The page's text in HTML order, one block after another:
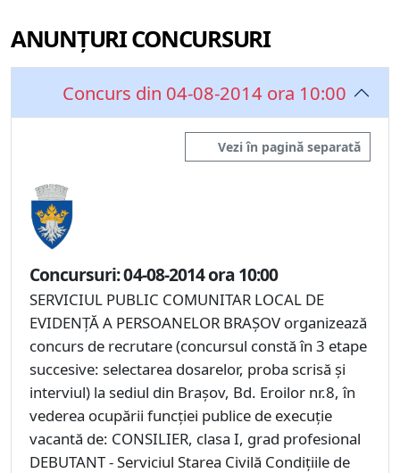
ANUNȚURI CONCURSURI
Concurs din 04-08-2014 ora 10:00
Vezi în pagină separată
Concursuri: 04-08-2014 ora 10:00
SERVICIUL PUBLIC COMUNITAR LOCAL DE
EVIDENŢĂ A PERSOANELOR BRAŞOV organizează
concurs de recrutare (concursul constă în 3 etape
succesive: selectarea dosarelor, proba scrisă şi
interviul) la sediul din Braşov, Bd. Eroilor nr.8, în
vederea ocupării funcţiei publice de execuţie
vacantă de: CONSILIER, clasa I, grad profesional
DEBUTANT - Serviciul Starea Civilă Condiţiile de